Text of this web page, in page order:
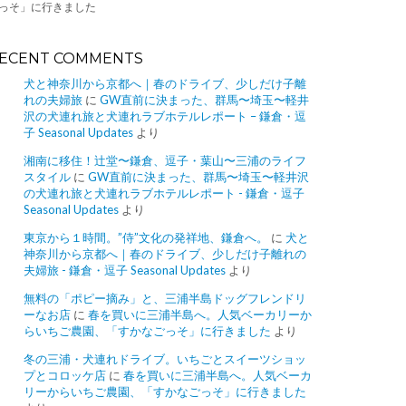
そ」に行きました
COMMENTS
犬と神奈川から京都へ｜春のドライブ、少しだけ子離
れの夫婦旅 に GW直前に決まった、群馬〜埼玉〜軽井
沢の犬連れ旅と犬連れラブホテルレポート – 鎌倉・逗
子 Seasonal Updates より
湘南に移住！辻堂〜鎌倉、逗子・葉山〜三浦のライフ
スタイル に GW直前に決まった、群馬〜埼玉〜軽井沢
の犬連れ旅と犬連れラブホテルレポート - 鎌倉・逗子
Seasonal Updates より
東京から１時間。”侍”文化の発祥地、鎌倉へ。
に 犬と
神奈川から京都へ｜春のドライブ、少しだけ子離れの
夫婦旅 - 鎌倉・逗子 Seasonal Updates より
無料の「ポピー摘み」と、三浦半島ドッグフレンドリ
ーなお店 に 春を買いに三浦半島へ。人気ベーカリーか
らいちご農園、「すかなごっそ」に行きました より
冬の三浦・犬連れドライブ。いちごとスイーツショッ
プとコロッケ店 に 春を買いに三浦半島へ。人気ベーカ
リーからいちご農園、「すかなごっそ」に行きました